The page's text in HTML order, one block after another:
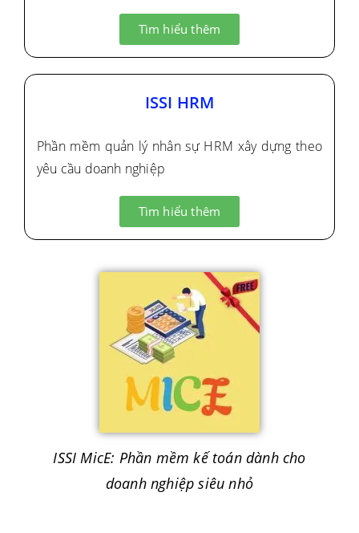
Tìm hiểu thêm
ISSI HRM
Phần mềm quản lý nhân sự HRM xây dựng theo
yêu cầu doanh nghiệp
Tìm hiểu thêm
ISSI MicE: Phần mềm kế toán dành cho
doanh nghiệp siêu nhỏ